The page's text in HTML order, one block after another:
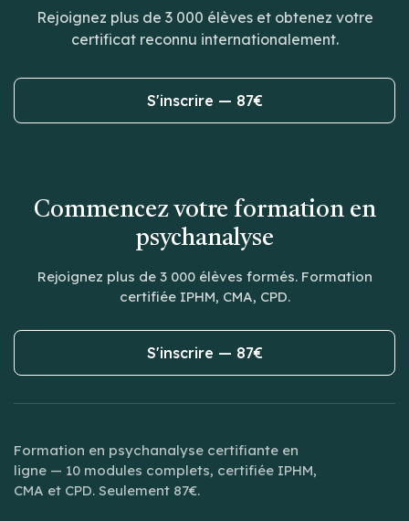
Rejoignez plus de 3 000 élèves et obtenez votre
certificat reconnu internationalement.
S'inscrire — 87€
Commencez votre formation en
psychanalyse
Rejoignez plus de 3 000 élèves formés. Formation
certifiée IPHM, CMA, CPD.
S'inscrire — 87€
Formation en psychanalyse certifiante en
ligne — 10 modules complets, certifiée IPHM,
CMA et CPD. Seulement 87€.